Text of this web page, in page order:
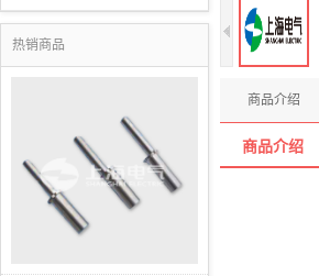
热销商品
商品介绍
商品介绍